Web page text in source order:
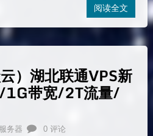
阅读全文
）湖北联通VPS新
带宽/2T流量/
务器 0 评论